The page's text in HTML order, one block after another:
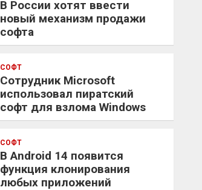
В России хотят ввести
новый механизм продажи
софта
СОФТ
Сотрудник Microsoft
использовал пиратский
софт для взлома Windows
СОФТ
В Android 14 появится
функция клонирования
любых приложений